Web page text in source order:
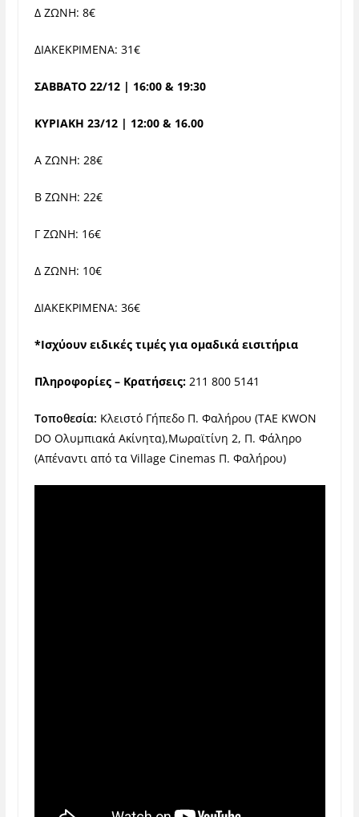
Δ ΖΩΝΗ: 8€
ΔΙΑΚΕΚΡΙΜΕΝΑ: 31€
ΣΑΒΒΑΤΟ 22/12 | 16:00 & 19:30
ΚΥΡΙΑΚΗ 23/12 | 12:00 & 16.00
Α ΖΩΝΗ: 28€
Β ΖΩΝΗ: 22€
Γ ΖΩΝΗ: 16€
Δ ΖΩΝΗ: 10€
ΔΙΑΚΕΚΡΙΜΕΝΑ: 36€
*Ισχύουν ειδικές τιμές για ομαδικά εισιτήρια
Πληροφορίες – Κρατήσεις: 211 800 5141
Τοποθεσία: Κλειστό Γήπεδο Π. Φαλήρου (TΑΕ ΚWON
DO Ολυμπιακά Ακίνητα),Μωραϊτίνη 2, Π. Φάληρο
(Απέναντι από τα Village Cinemas Π. Φαλήρου)